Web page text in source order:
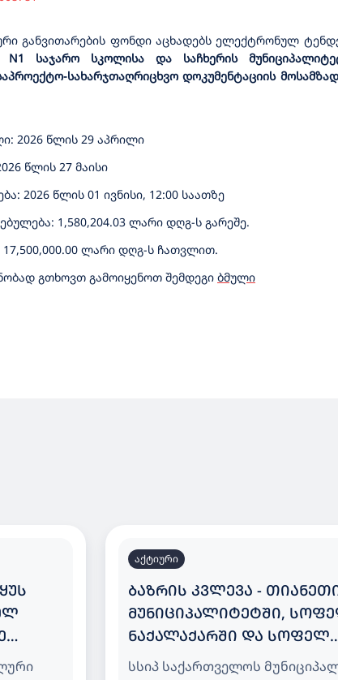
განვითარების ფონდი აცხადებს ელექტრონულ
საჯარო სკოლისა და საჩხერის
სახარჯთაღრიცხვო დოკუმენტაციის
2026 წლის 29 აპრილი
წლის 27 მაისი
2026 წლის 01 ივნისი, 12:00 საათზე
1,580,204.03 ლარი დღგ-ს გარეშე.
ლარი დღგ-ს ჩათვლით.
გთხოვთ გამოიყენოთ შემდეგი ბმული
აქტიური
ᲑᲐᲖᲠᲘᲡ ᲙᲕᲚᲔᲕᲐ - ᲗᲘᲐᲜᲔᲗᲘᲡ
ᲛᲣᲜᲘᲪᲘᲞᲐᲚᲘᲢᲔᲢᲨᲘ,
ᲜᲐᲥᲐᲚᲐᲥᲐᲠᲨᲘ ᲓᲐ ᲡᲝᲤᲔᲚ
ᲮᲔᲕᲡᲣᲠᲗᲡᲝᲤᲔᲚᲨᲘ 25
სსიპ საქართველოს